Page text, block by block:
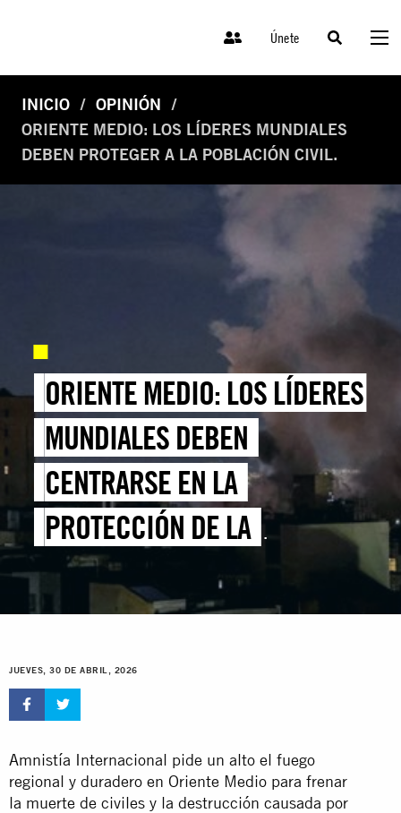
Únete
INICIO
OPINIÓN
ORIENTE MEDIO: LOS LÍDERES MUNDIALES
DEBEN PROTEGER A LA POBLACIÓN CIVIL.
ORIENTE MEDIO: LOS LÍDERES
MUNDIALES DEBEN
CENTRARSE EN LA
PROTECCIÓN DE LA
POBLACIÓN CIVIL Y ACORDAR
UN ALTO EL FUEGO DURADERO
Y SOSTENIBLE
JUEVES, 30 DE ABRIL, 2026
Amnistía Internacional pide un alto el fuego
regional y duradero en Oriente Medio para frenar
la muerte de civiles y la destrucción causada por